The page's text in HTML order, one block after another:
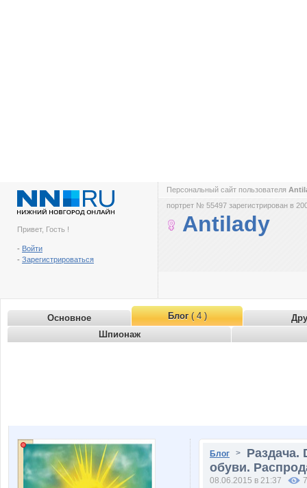
Привет, Гость !
- Войти
- Зарегистрироваться
Персональный сайт пользователя
портрет № 55497 зарегистрирован в
Antilady
Основное Блог( 4 )
Шпионаж
Блог > Раздача.
обуви.
08.06.2015 в 21:37